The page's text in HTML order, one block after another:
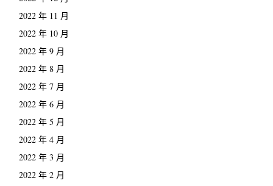
2022 年 11 月
2022 年 10 月
2022 年 9 月
2022 年 8 月
2022 年 7 月
2022 年 6 月
2022 年 5 月
2022 年 4 月
2022 年 3 月
2022 年 2 月